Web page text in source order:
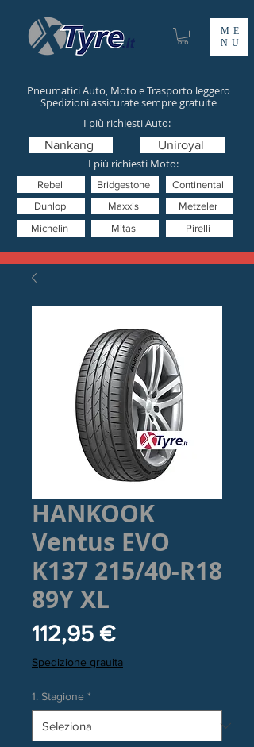
ME
NU
Pneumatici Auto, Moto e Trasporto leggero
Spedizioni assicurate sempre gratuite
I più richiesti Moto:
Mitas
Nankang
Pirelli
Uniroyal
Metzeler
Dunlop
Bridgestone Continental
Michelin
Rebel
I più richiesti Auto:
Maxxis
HANKOOK
Ventus EVO
K137 215/40-R18
89Y XL
112,95 €Prezzo
Spedizione grauita
1. Stagione *